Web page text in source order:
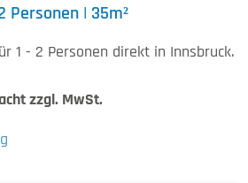
Personen | 35m²
1 - 2 Personen direkt in Innsbruck.
zzgl. MwSt.